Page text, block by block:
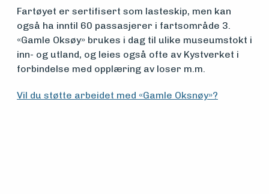
Fartøyet er sertifisert som lasteskip, men kan
også ha inntil 60 passasjerer i fartsområde 3.
«Gamle Oksøy» brukes i dag til ulike museumstokt i
inn- og utland, og leies også ofte av Kystverket i
forbindelse med opplæring av loser m.m.
Vil du støtte arbeidet med «Gamle Oksnøy»?